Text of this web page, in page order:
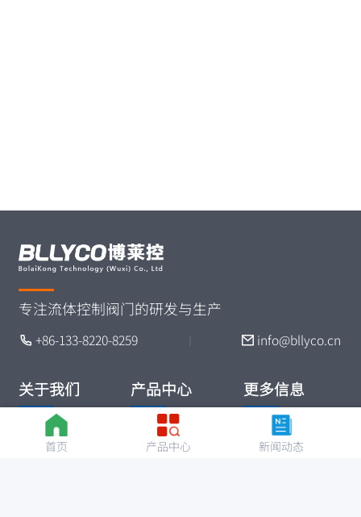
专注流体控制阀门的研发与生产
+86-133-8220-8259 info@bllyco.cn
关于我们
公司介绍
车间展示
产品中心
蝶阀
更多信息
技术文章
阀门知识
首页 产品中心 新闻动态